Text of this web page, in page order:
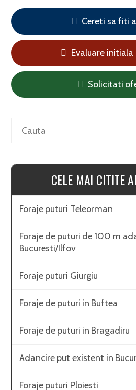
Cereti sa fiti
Evaluare
Solicitati
Search
CELE MAI CITITE
Foraje puturi Teleorman
Foraje de puturi de 100 m
Bucuresti/Ilfov
Foraje puturi Giurgiu
Foraje de puturi in Buftea
Foraje de puturi in Bragadiru
Adancire put existent in
Foraje puturi Ploiesti